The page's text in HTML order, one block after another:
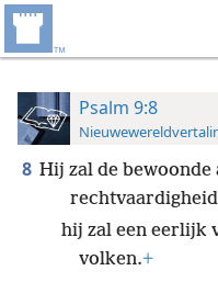
Psalm 9:8
8 Hij zal de bewoonde
hij zal een eerlijk
volken.+